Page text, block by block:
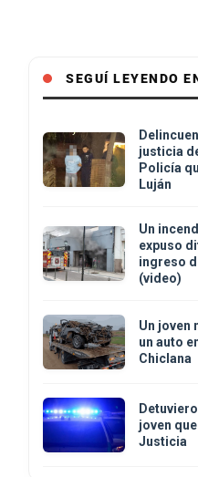
SEGUÍ LEYENDO
justicia
Policía
Luján
Un
expuso
ingreso
(video)
Un joven
un auto
Chiclana
joven
Justicia